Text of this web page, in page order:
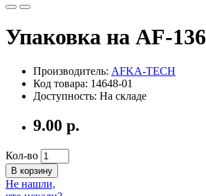
Упаковка на AF-136
Производитель: AFKA-TECH
Код товара: 14648-01
Доступность: На складе
9.00 р.
Кол-во
В корзину
Не нашли,